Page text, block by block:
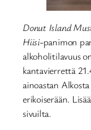
Donut Island
Hiisi-panimon
alkoholitilavuus
kantavierrettä
ainoastan
erikoiserään.
sivuilta.